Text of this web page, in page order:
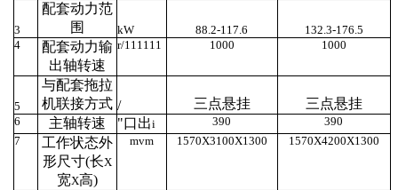
3
配套动力范
围
kW 88.2-117.6
132.3-176.5
4
配套动力输
出轴转速
r/111111 1000 1000
5
与配套拖拉
机联接方式 / 三点悬挂 三点悬挂
6 主轴转速 "口出i 390
390
7
工作状态外
形尺寸(长X
宽X高)
mvm 1570X3100X1300 1570X4200X1300